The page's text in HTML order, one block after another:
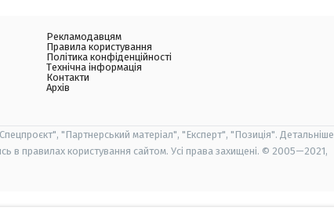
Рекламодавцям
Правила користування
Політика конфіденційності
Технічна інформація
Контакти
Архів
"Партнерський матеріал", "Експерт", "Позиція". Детальніше
в правилах користування сайтом. Усі права захищені. © 2005—2021,